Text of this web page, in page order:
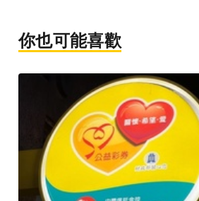
你也可能喜歡